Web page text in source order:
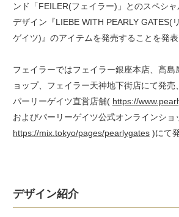
ンド「FEILER(フェイラー)」とのスペシ
デザイン『LIEBE WITH PEARLY GATES(
ゲイツ)』のアイテムを発売することを発表
フェイラーではフェイラー銀座本店、髙島
ョップ、フェイラー天神地下街店にて発
パーリーゲイツ直営店舗( https://
およびパーリーゲイツ公式オンラインシ
https://mix.tokyo/pages/pearlygates)にて
デザイン紹介